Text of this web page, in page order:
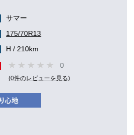
サマー
175/70R13
H / 210km
0
(0件のレビューを見る)